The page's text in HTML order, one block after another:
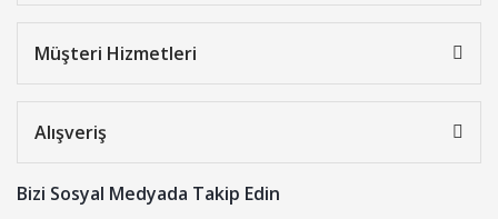
Müşteri Hizmetleri
Alışveriş
Bizi Sosyal Medyada Takip Edin